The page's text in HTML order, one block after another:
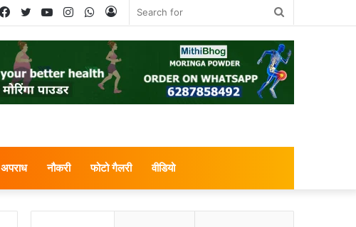
Log
WhatsApp
Instagram
YouTube
Twitter
Facebook
अपराध नौकरी फोटो गैलरी वीडियो